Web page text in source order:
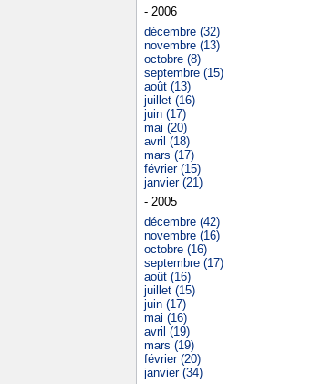
- 2006
décembre (32)
novembre (13)
octobre (8)
septembre (15)
août (13)
juillet (16)
juin (17)
mai (20)
avril (18)
mars (17)
février (15)
janvier (21)
- 2005
décembre (42)
novembre (16)
octobre (16)
septembre (17)
août (16)
juillet (15)
juin (17)
mai (16)
avril (19)
mars (19)
février (20)
janvier (34)